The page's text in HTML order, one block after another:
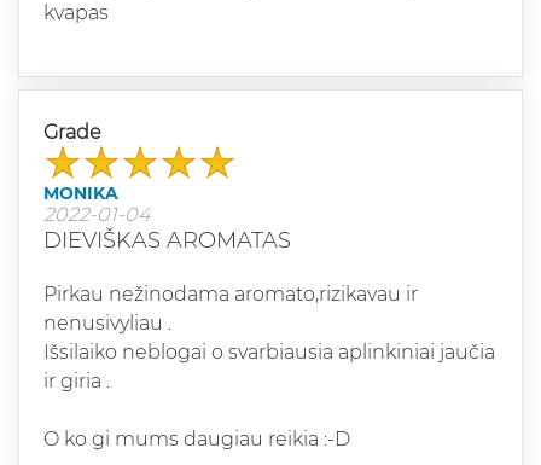
kvapas
Grade
MONIKA
2022-01-04
DIEVIŠKAS AROMATAS
Pirkau nežinodama aromato,rizikavau ir
nenusivyliau .
Išsilaiko neblogai o svarbiausia aplinkiniai jaučia
ir giria .
O ko gi mums daugiau reikia :-D